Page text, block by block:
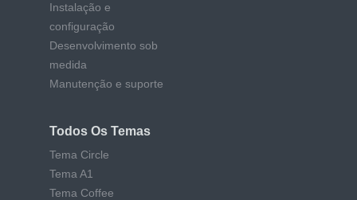
Instalação e
configuração
Desenvolvimento sob
medida
Manutenção e suporte
Todos Os Temas
Tema Circle
Tema A1
Tema Coffee